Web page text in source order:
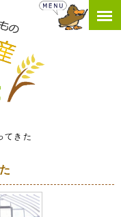
てきた